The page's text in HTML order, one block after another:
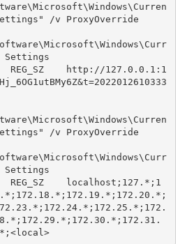
/v ProxyOverride
Settings
/v ProxyOverride
Settings